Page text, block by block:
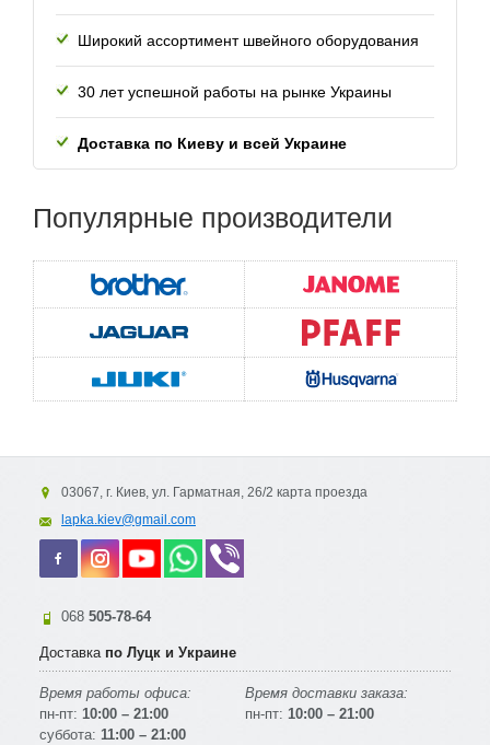
Широкий ассортимент швейного оборудования
30 лет успешной работы на рынке Украины
Доставка по Киеву и всей Украине
Популярные производители
03067, г. Киев, ул. Гарматная, 26/2 карта проезда
lapka.kiev@gmail.com
068 505-78-64
Доставка по Луцк и Украине
Время работы офиса:
пн-пт: 10:00 – 21:00
суббота: 11:00 – 21:00
Время доставки заказа:
пн-пт: 10:00 – 21:00